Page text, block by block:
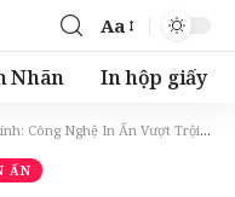
Font
Resizer
Aa
Nhãn In hộp giấy
Nghệ In Ấn Vượt Trội Cho Hiệu Ứng Độc Đáo
ẤN